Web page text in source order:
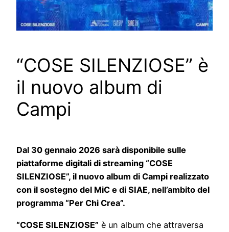
“COSE SILENZIOSE” è
il nuovo album di
Campi
Dal 30 gennaio 2026 sarà disponibile sulle
piattaforme digitali di streaming “COSE
SILENZIOSE”, il nuovo album di Campi realizzato
con il sostegno del MiC e di SIAE, nell’ambito del
programma “Per Chi Crea”.
“COSE SILENZIOSE” è un album che attraversa